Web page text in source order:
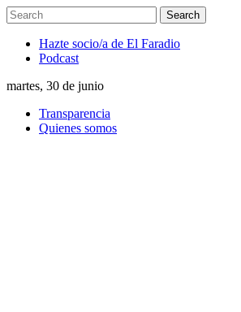
Hazte socio/a de El Faradio
Podcast
martes, 30 de junio
Transparencia
Quienes somos